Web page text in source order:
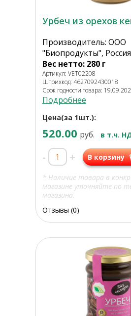
Урбеч из орехов
Производитель: ООО
"Биопродукты", Россия
Вес нетто: 280 г
Артикул: VET02208
Штрихкод: 4627092430018
Срок годности товара:
Подробнее
Цена(за 1шт.):
520.00 руб. в т.ч.
- + В корзину
* Наличие товара в
магазине уточняйте по
магазина.
Отзывы (0)